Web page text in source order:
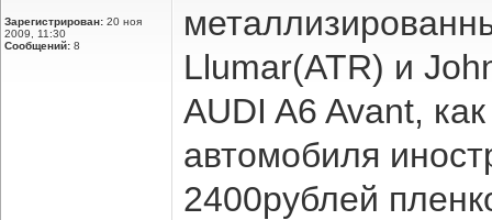
Зарегистрирован: 20 ноя
2009, 11:30
Сообщений: 8
Llumar(ATR) и
AUDI A6 Avant,
автомобиля
2400рублей